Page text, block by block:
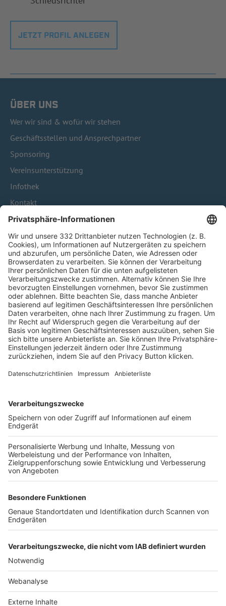
JETZT PROFIL ANLEGEN
ÜBER UNS
Wer wir sind & wofür wir stehen
Geschäftsstellen und Ansprechpartner
Sponsoring
Vereinsunterstützung
Infothek
Kontakt
HÄUFIG BESUCHTE SEITEN
Pässe und Vereinswechsel
Trainerausbildung
Schulungsangebot Vereinsmitarbeiter
BFV-Geschäftsstellen
Trainerbörse
Login SpielPlus
FOLGE DEM BFV
TOP-VEREINE
TOP-PARTNER
Nutzungsbedingungen Datenschutz Impressum